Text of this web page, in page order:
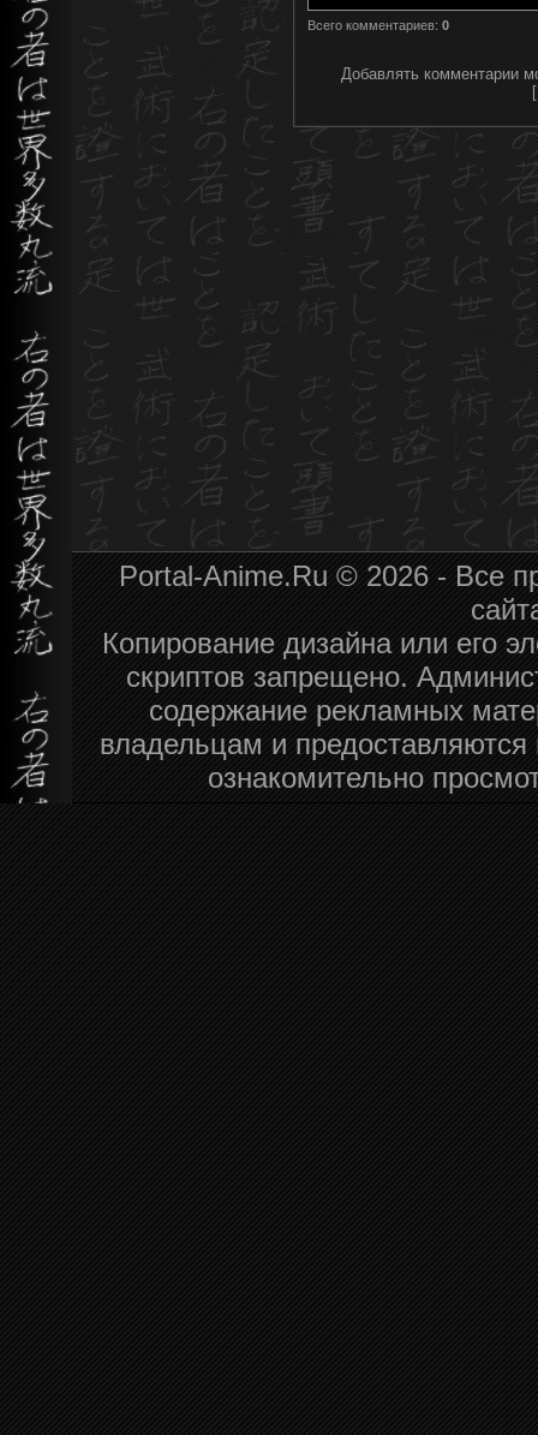
Всего комментариев: 0
Добавлять комментарии
Portal-Anime.Ru © 2026 - Все
Копирование дизайна или его
скриптов запрещено.
содержание рекламных
владельцам и
ознакомительно